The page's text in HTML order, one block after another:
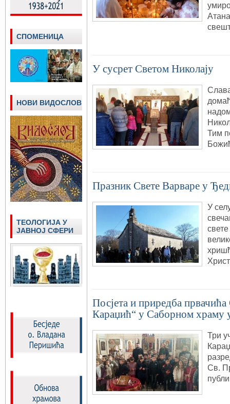
У сусрет Светом Николају
Тим
Празник Свете Варваре у
У
Посјета и приредба
Караџић“ у Саборном храму
Три
Св.
СПОМЕНИЦА
НОВИ ВИДОСЛОВ
ТЕОЛОГИЈА У
ЈАВНОЈ СФЕРИ